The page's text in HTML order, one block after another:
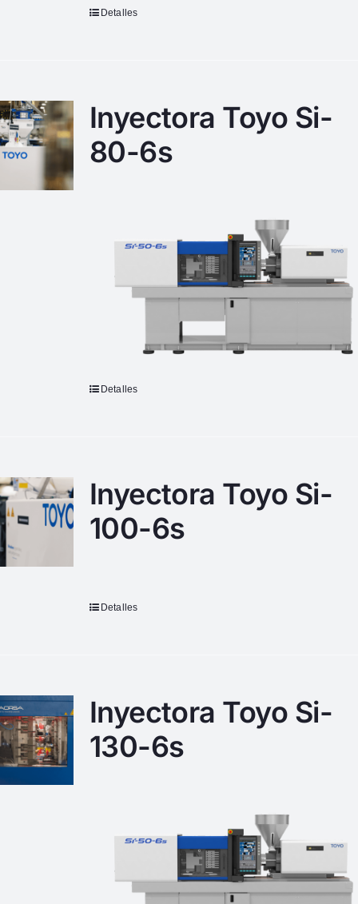
Detalles
Inyectora Toyo Si-
80-6s
Detalles
Inyectora Toyo Si-
100-6s
Detalles
Inyectora Toyo Si-
130-6s